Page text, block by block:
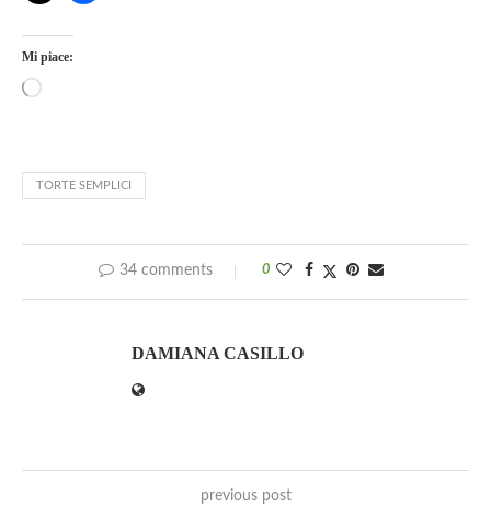
Mi piace:
TORTE SEMPLICI
34 comments 0
DAMIANA CASILLO
previous post